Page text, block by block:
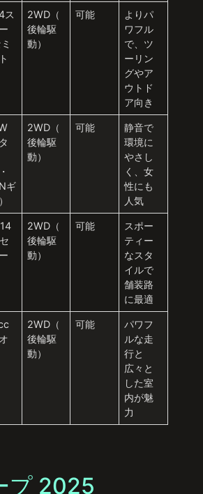
ス
2WD（
後輪駆
動）
可能
よりパ
ワフル
で、ツ
ーリン
グやア
ウトド
ア向き
ギ
2WD（
後輪駆
動）
可能
静音で
環境に
やさし
く、女
性にも
人気
2WD（
後輪駆
動）
可能
スポー
ティー
なスタ
イルで
舗装路
に最適
2WD（
後輪駆
動）
可能
パワフ
ルな走
行と
広々と
した室
内が魅
力
プ 2025